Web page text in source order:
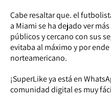
Cabe resaltar que. el
a Miami se ha dejado ver
públicos y cercano con sus
evitaba al máximo y por
norteamericano.
¡SuperLike ya está en
comunidad digital es muy